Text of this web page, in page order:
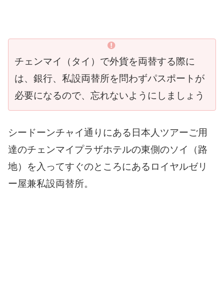
チェンマイ（タイ）で外貨を両替する際に
は、銀行、私設両替所を問わずパスポートが
必要になるので、忘れないようにしましょう
シードーンチャイ通りにある日本人ツアーご用
達のチェンマイプラザホテルの東側のソイ（路
地）を入ってすぐのところにあるロイヤルゼリ
ー屋兼私設両替所。